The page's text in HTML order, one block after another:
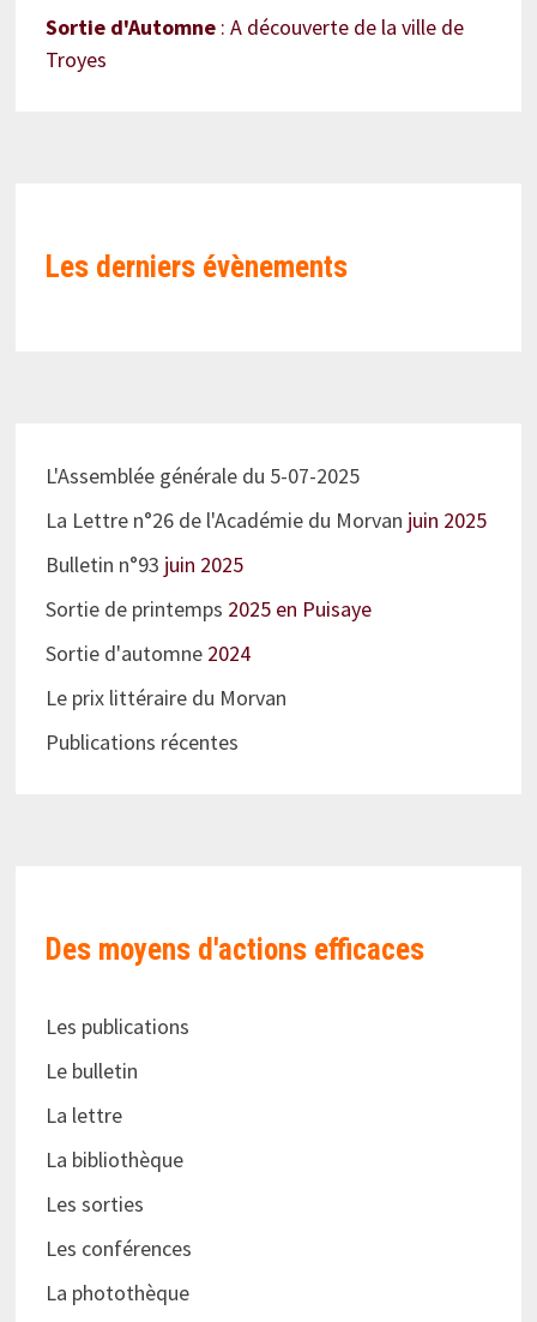
Sortie d'Automne : A découverte de la ville de
Troyes
Les derniers évènements
L'Assemblée générale du 5-07-2025
La Lettre n°26 de l'Académie du Morvan juin 2025
Bulletin n°93 juin 2025
Sortie de printemps 2025 en Puisaye
Sortie d'automne2024
Le prix littéraire du Morvan
Publications récentes
Des moyens d'actions efficaces
Les publications
Le bulletin
La lettre
La bibliothèque
Les sorties
Les conférences
La photothèque